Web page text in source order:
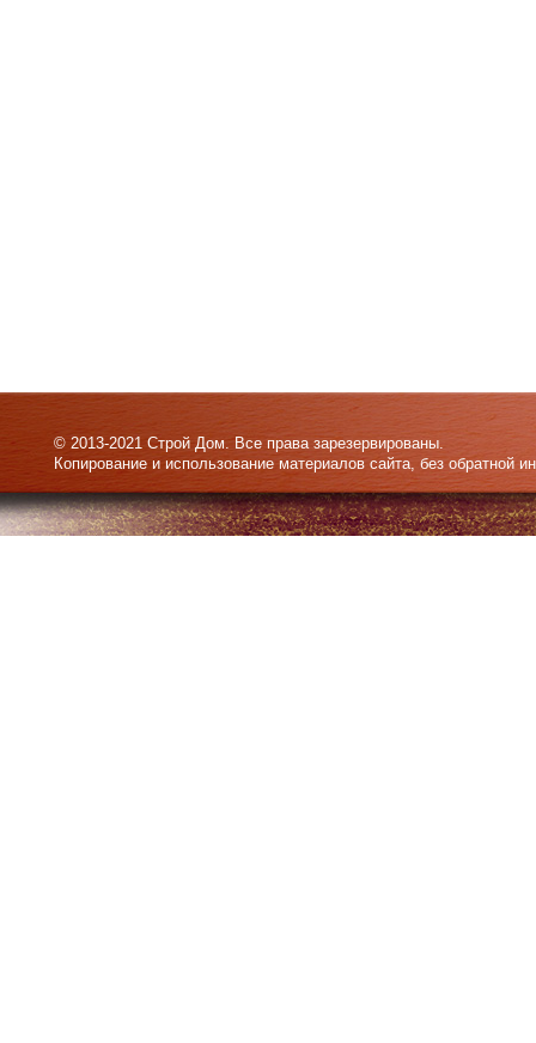
© 2013-2021 Строй Дом. Все права зарезервированы.
Копирование и использование материалов сайта, без обратной